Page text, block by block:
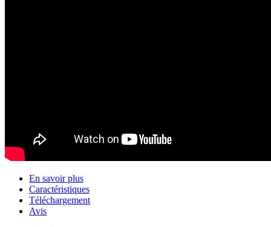
En savoir plus
Caractéristiques
Téléchargement
Avis